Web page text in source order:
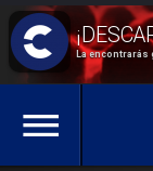
La encontrarás